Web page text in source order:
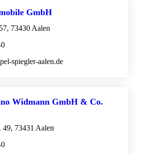
GmbH
73430 Aalen
spiegler-aalen.de
Widmann GmbH & Co.
49, 73431 Aalen